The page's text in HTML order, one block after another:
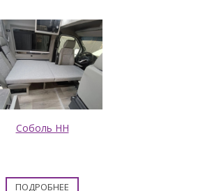
Соболь НН
ПОДРОБНЕЕ